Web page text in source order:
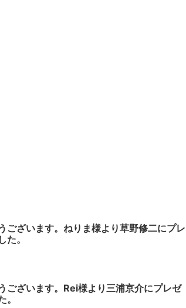
ございます。ねりま様より草野修二にプレ
た。
ございます。Rei様より三浦京介にプレゼ